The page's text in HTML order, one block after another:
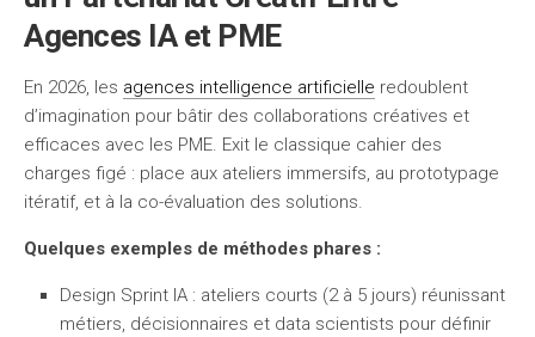
Agences IA et PME
En 2026, les agences intelligence artificielle redoublent
d’imagination pour bâtir des collaborations créatives et
efficaces avec les PME. Exit le classique cahier des
charges figé : place aux ateliers immersifs, au prototypage
itératif, et à la co-évaluation des solutions.
Quelques exemples de méthodes phares :
Design Sprint IA : ateliers courts (2 à 5 jours) réunissant
métiers, décisionnaires et data scientists pour définir